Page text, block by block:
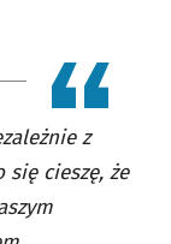
z
cieszę, że